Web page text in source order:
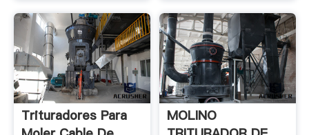
Trituradores Para
MOLINO